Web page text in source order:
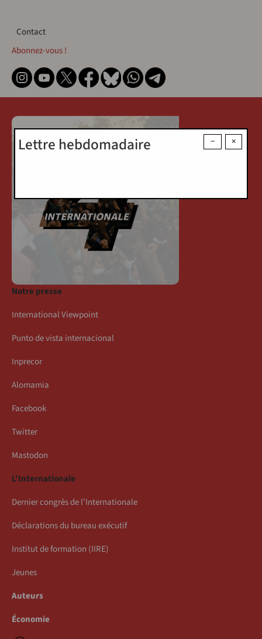
×
−
Lettre hebdomadaire
Contact
Contact
Abonnez-vous !
Notre presse
International Viewpoint
Punto de vista internacional
Inprecor
Alomamia
Facebook
Twitter
Mastodon
L’Internationale
Dernier congrès de l’Internationale
Déclarations du bureau exécutif
Institut de formation (IIRE)
Jeunes
Auteurs
Économie